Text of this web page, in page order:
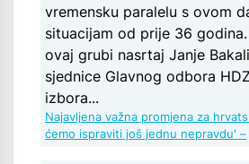
vremensku paralelu s ovom
situacijam od prije 36
ovaj grubi nasrtaj Janje
sjednice Glavnog odbora
izbora...
Najavljena važna promjena za
ćemo ispraviti još jednu nepravdu' –